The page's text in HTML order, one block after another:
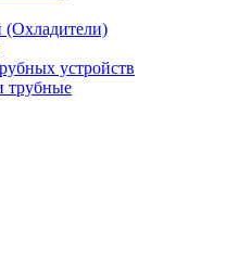
(Охладители)
устройств
трубные